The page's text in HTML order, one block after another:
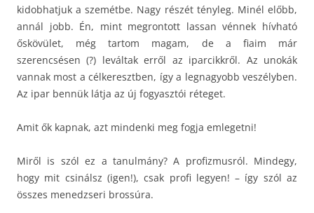
kidobhatjuk a szemétbe. Nagy részét tényleg. Minél előbb,
annál jobb. Én, mint megrontott lassan vénnek hívható
őskövület, még tartom magam, de a fiaim már
szerencsésen (?) leváltak erről az iparcikkről. Az unokák
vannak most a célkeresztben, így a legnagyobb veszélyben.
Az ipar bennük látja az új fogyasztói réteget.
Amit ők kapnak, azt mindenki meg fogja emlegetni!
Miről is szól ez a tanulmány? A profizmusról. Mindegy,
hogy mit csinálsz (igen!), csak profi legyen! – így szól az
összes menedzseri brossúra.